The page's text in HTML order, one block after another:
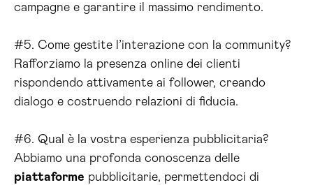
campagne e garantire il massimo rendimento.
#5. Come gestite l’interazione con la community?
Rafforziamo la presenza online dei clienti
rispondendo attivamente ai follower, creando
dialogo e costruendo relazioni di fiducia.
#6. Qual è la vostra esperienza pubblicitaria?
Abbiamo una profonda conoscenza delle
piattaforme pubblicitarie, permettendoci di